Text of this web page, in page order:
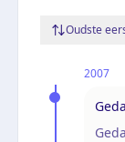
Oudste
2007